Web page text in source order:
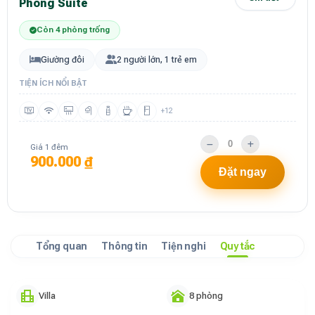
Phòng Suite
Còn 4 phòng trống
Giường đôi 2 người lớn, 1 trẻ em
TIỆN ÍCH NỔI BẬT
+12
Giá 1 đêm
900.000 ₫
Đặt ngay
Tổng quan Thông tin Tiện nghi Quy tắc
Villa 8 phòng